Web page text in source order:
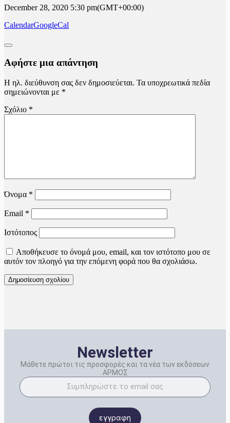
December 28, 2020 5:30 pm(GMT+00:00)
CalendarGoogleCal
Αφήστε μια απάντηση
Η ηλ. διεύθυνση σας δεν δημοσιεύεται. Τα υποχρεωτικά πεδία
σημειώνονται με *
Σχόλιο *
Όνομα *
Email *
Ιστότοπος
Αποθήκευσε το όνομά μου, email, και τον ιστότοπο μου σε
αυτόν τον πλοηγό για την επόμενη φορά που θα σχολιάσω.
Newsletter
Μάθετε πρώτοι τις προσφορές και τα νέα των εκδόσεων
ΑΡΜΟΣ
εγγραφη